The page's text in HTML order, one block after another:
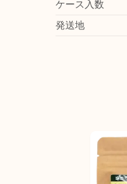
ケース入数
発送地